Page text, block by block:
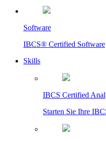
Software
IBCS® Certified Software
Skills
IBCS Certified
Starten Sie Ihre